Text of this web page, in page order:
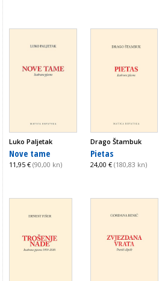
Luko Paljetak
Nove tame
11,95 € (90,00 kn)
Drago Štambuk
Pietas
24,00 € (180,83 kn)